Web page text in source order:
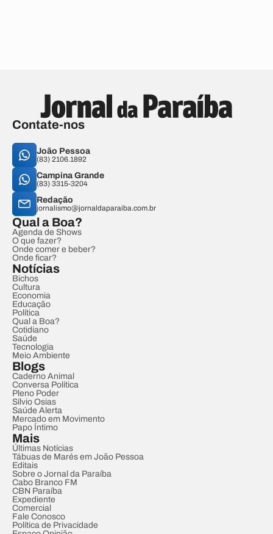
Contate-nos
João Pessoa
(83) 2106.1892
Campina Grande
(83) 3315-3204
Redação
jornalismo@jornaldaparaiba.com.br
Qual a Boa?
Agenda de Shows
O que fazer?
Onde comer e beber?
Onde ficar?
Notícias
Bichos
Cultura
Economia
Educação
Política
Qual a Boa?
Cotidiano
Saúde
Tecnologia
Meio Ambiente
Blogs
Caderno Animal
Conversa Política
Pleno Poder
Sílvio Osias
Saúde Alerta
Mercado em Movimento
Papo Íntimo
Mais
Últimas Notícias
Tábuas de Marés em João Pessoa
Editais
Sobre o Jornal da Paraíba
Cabo Branco FM
CBN Paraíba
Expediente
Comercial
Fale Conosco
Política de Privacidade